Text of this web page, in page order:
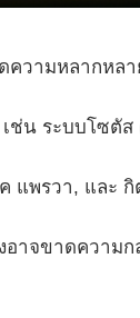
วามหลากหล
น ระบบโซตั
พรวา, และ กิ
าจขาดความ